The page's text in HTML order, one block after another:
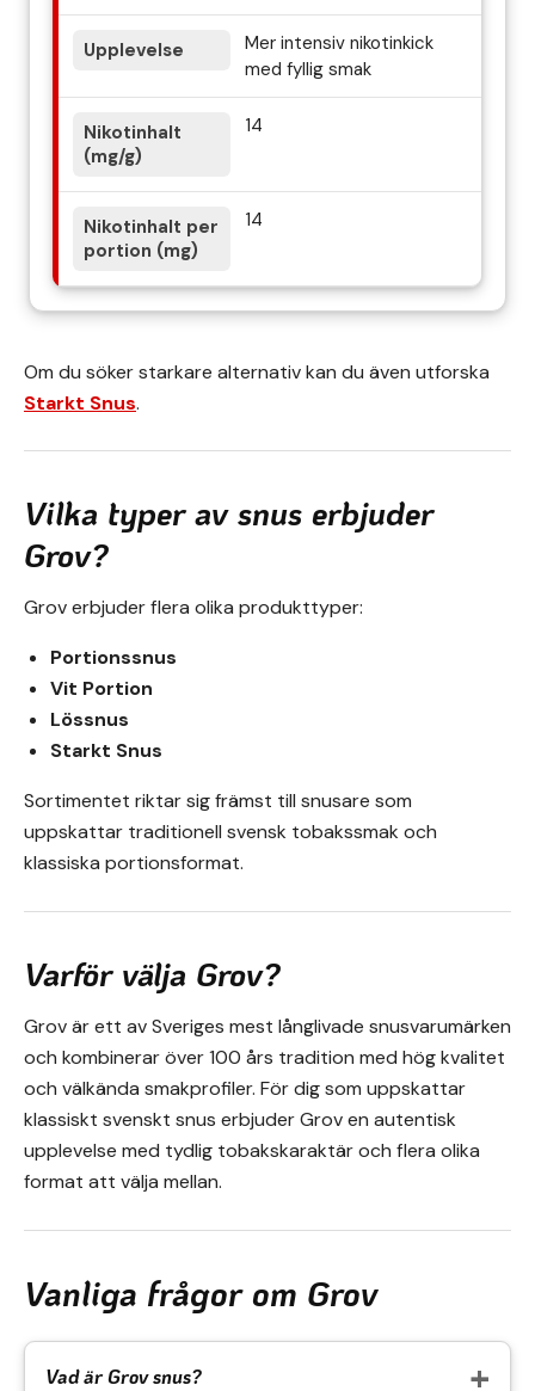
Mer intensiv nikotinkick
med fyllig smak
14
14
Om du söker starkare alternativ kan du även utforska
Starkt Snus.
Vilka typer av snus erbjuder
Grov?
Grov erbjuder flera olika produkttyper:
Portionssnus
Vit Portion
Lössnus
Starkt Snus
Sortimentet riktar sig främst till snusare som
uppskattar traditionell svensk tobakssmak och
klassiska portionsformat.
Varför välja Grov?
Grov är ett av Sveriges mest långlivade snusvarumärken
och kombinerar över 100 års tradition med hög kvalitet
och välkända smakprofiler. För dig som uppskattar
klassiskt svenskt snus erbjuder Grov en autentisk
upplevelse med tydlig tobakskaraktär och flera olika
format att välja mellan.
Vanliga frågor om Grov
Vad är Grov snus?